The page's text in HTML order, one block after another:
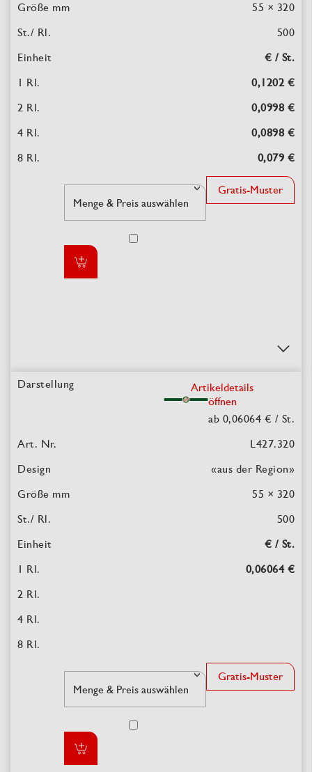
55 × 320
500
€ / St.
0,1202 €
0,0998 €
0,0898 €
0,079 €
Gratis-Muster
Artikeldetails
öffnen
ab 0,06064 € / St.
L427.320
«aus der Region»
55 × 320
500
€ / St.
0,06064 €
Gratis-Muster